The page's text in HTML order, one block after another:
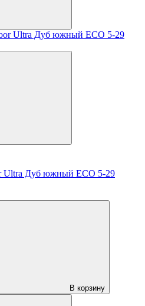
Ultra Дуб южный ЕСО 5-29
В корзину